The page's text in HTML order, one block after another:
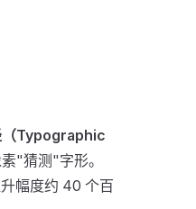
（Typographic
"猜测"字形。
幅度约 40 个百